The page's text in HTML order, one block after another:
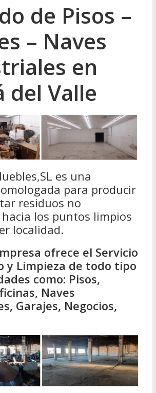
de Pisos –
– Naves
en
del Valle
es una
para producir
residuos no
los puntos limpios
localidad.
ofrece el Servicio
y Limpieza de todo tipo
como: Pisos,
Naves
Garajes, Negocios,